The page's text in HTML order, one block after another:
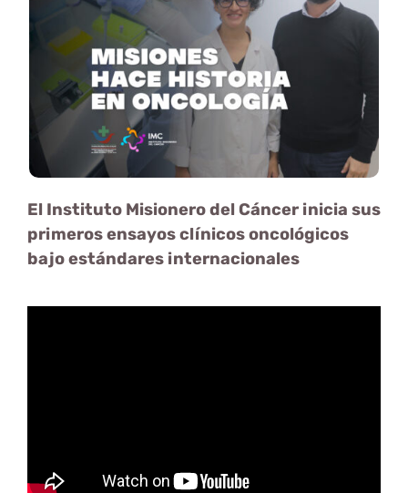
El Instituto Misionero del Cáncer inicia sus
primeros ensayos clínicos oncológicos
bajo estándares internacionales